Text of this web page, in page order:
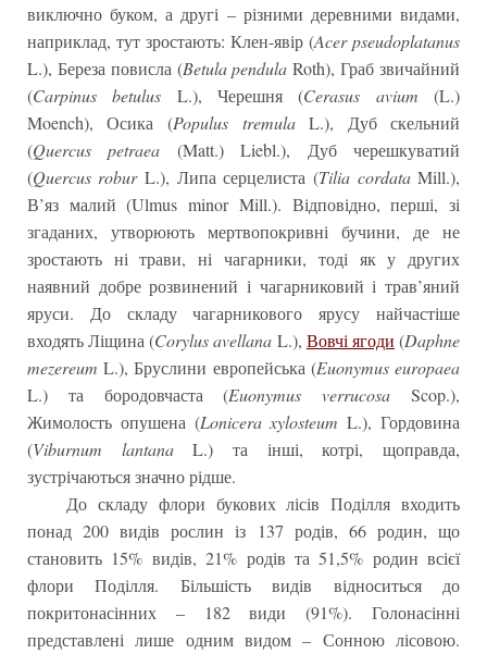
виключно буком, а другі – різними деревними видами,
наприклад, тут зростають: Клен-явір (Acer pseudoplatanus
L.), Береза повисла (Betula pendula Roth), Граб звичайний
(Carpinus betulus L.), Черешня (Cerasus avium (L.)
Moench), Осика (Populus tremulaL.), Дуб скельний
(Quercus petraea (Matt.) Liebl.), Дуб черешкуватий
(Quercus roburL.), Липа серцелиста (Tilia cordataMill.),
В’яз малий (Ulmus minor Mill.). Відповідно, перші, зі
згаданих, утворюють мертвопокривні бучини, де не
зростають ні трави, ні чагарники, тоді як у других
наявний добре розвинений і чагарниковий і трав’яний
яруси. До складу чагарникового ярусу найчастіше
входять Ліщина (Corylus avellana L.), Вовчі ягоди (Daphne
mezereumL.), Бруслини европейська (Euonymus europaea
L.) та бородовчаста (Euonymus verrucosaScop.),
Жимолость опушена (Lonicera xylosteumL.), Гордовина
(Viburnum lantanaL.) та інші, котрі, щоправда,
зустрічаються значно рідше.
До складу флори букових лісів Поділля входить
понад 200 видів рослин із 137 родів, 66 родин, що
становить 15% видів, 21% родів та 51,5% родин всієї
флори Поділля. Більшість видів відноситься до
покритонасінних – 182 види (91%). Голонасінні
представлені лише одним видом – Сонною лісовою.